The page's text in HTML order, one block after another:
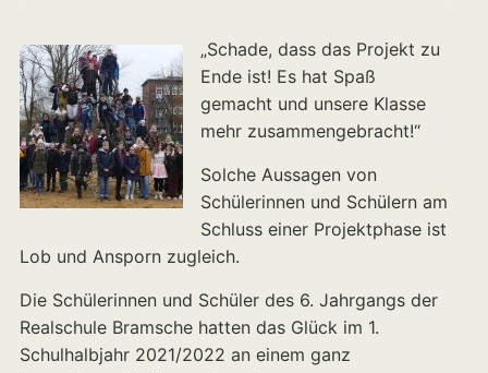
„Schade, dass das Projekt zu
Ende ist! Es hat Spaß
gemacht und unsere Klasse
mehr zusammengebracht!“
Solche Aussagen von
Schülerinnen und Schülern am
Schluss einer Projektphase ist
Lob und Ansporn zugleich.
Die Schülerinnen und Schüler des 6. Jahrgangs der
Realschule Bramsche hatten das Glück im 1.
Schulhalbjahr 2021/2022 an einem ganz